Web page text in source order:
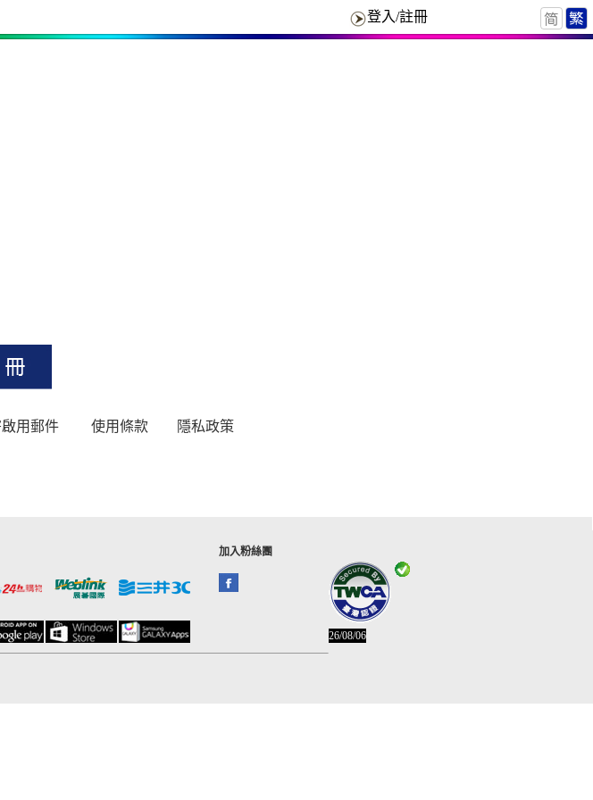
登入/註冊
用郵件 使用條款 隱私政策
加入粉絲團
26/08/06